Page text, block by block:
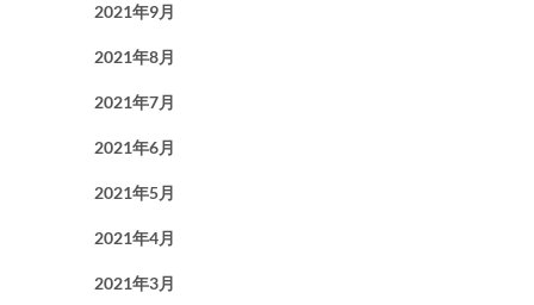
2021年9月
2021年8月
2021年7月
2021年6月
2021年5月
2021年4月
2021年3月